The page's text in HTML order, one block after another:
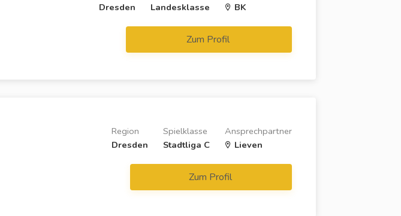
BK
Landesklasse
Dresden
Zum Profil
Ansprechpartner
Lieven
Spielklasse
Stadtliga C
Region
Dresden
Zum Profil